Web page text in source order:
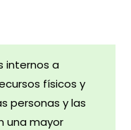
internos a
físicos y
personas y las
una mayor